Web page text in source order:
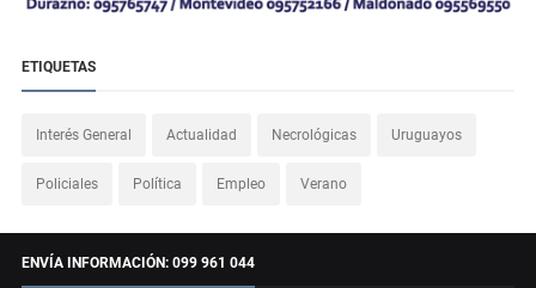
ETIQUETAS
Interés General Actualidad Necrológicas Uruguayos
Policiales Política Empleo Verano
ENVÍA INFORMACIÓN: 099 961 044